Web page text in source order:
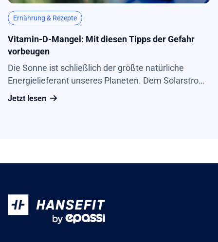
Ernährung & Rezepte
Vitamin-D-Mangel: Mit diesen Tipps der Gefahr
vorbeugen
Die Sonne ist schließlich der größte natürliche
Energielieferant unseres Planeten. Dem Solarstrom
durch Photovoltaikanlagen wird deshalb Anfang Mai
Jetzt lesen